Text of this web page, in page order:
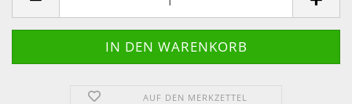
AUF DEN MERKZETTEL